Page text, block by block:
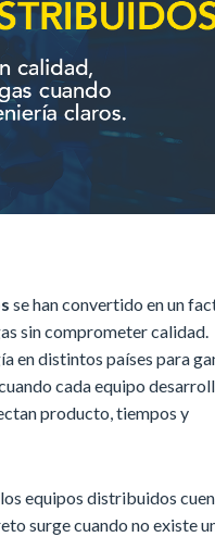
se han convertido en un
sin comprometer calidad.
en distintos países para
cada equipo
producto, tiempos y
equipos distribuidos
surge cuando no existe